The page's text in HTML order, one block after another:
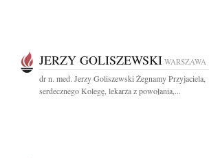
JERZY GOLISZEWSKI WARSZAWA
dr n. med. Jerzy Goliszewski Żegnamy Przyjaciela,
serdecznego Kolegę, lekarza z powołania,...